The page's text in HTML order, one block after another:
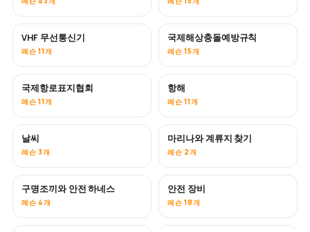
VHF 무선통신기
레슨 11개
국제해상충돌예방규칙
레슨 15개
국제항로표지협회
레슨 11개
항해
레슨 11개
날씨
레슨 3개
마리나와 계류지 찾기
레슨 2개
구명조끼와 안전 하네스
레슨 4개
안전 장비
레슨 18개